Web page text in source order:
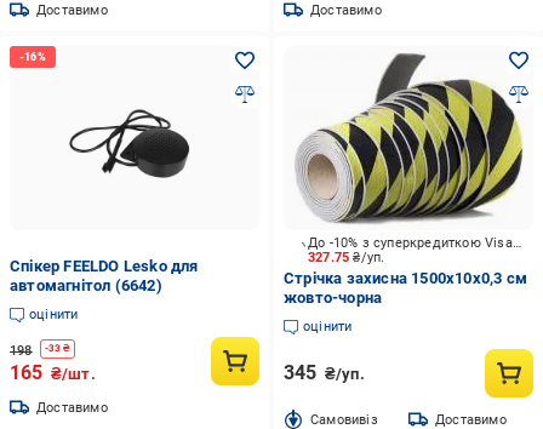
Доставимо Доставимо
Спікер FEELDO Lesko для
автомагнітол (6642)
оцінити
198 -33 ₴
165 ₴/шт.
Доставимо
327.75₴/уп.
До -10% з суперкредиткою Visa Вигода
Стрічка захисна 1500х10x0,3 см
жовто-чорна
оцінити
345 ₴/уп.
Cамовивіз Доставимо